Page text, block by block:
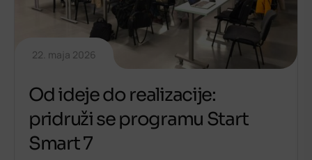
22. maja 2026
Od ideje do realizacije:
pridruži se programu Start
Smart 7